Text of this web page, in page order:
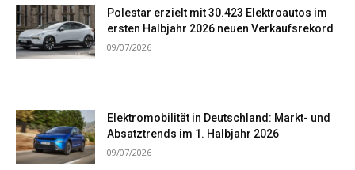
Polestar erzielt mit 30.423 Elektroautos im
ersten Halbjahr 2026 neuen Verkaufsrekord
09/07/2026
Elektromobilität in Deutschland: Markt- und
Absatztrends im 1. Halbjahr 2026
09/07/2026